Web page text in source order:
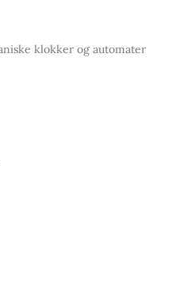
klokker og automater